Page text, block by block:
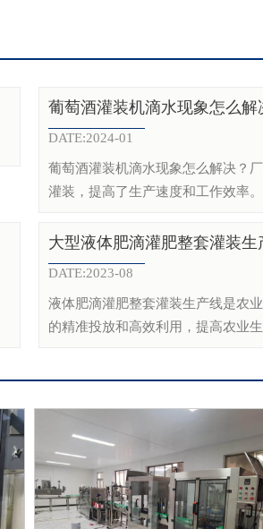
葡萄酒灌装机滴水现象怎么解
DATE:2024-01
葡萄酒灌装机滴水现象怎么解决？
灌装，提高了生产速度和工作效率
大型液体肥滴灌肥整套灌装生
DATE:2023-08
液体肥滴灌肥整套灌装生产线是农
的精准投放和高效利用，提高农业